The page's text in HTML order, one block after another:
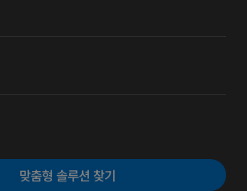
맞춤형 솔루션 찾기